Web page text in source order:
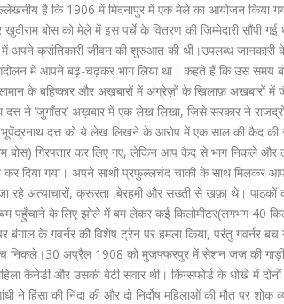
है कि 1906 में मिदनापुर में एक मेले का आयोजन किया
बोस को मेले में इस पर्चे के वितरण की ज़िम्मेदारी सौंपी
अपने क्रांतिकारी जीवन की शुरुआत की थी।उपलब्ध जानकारी
में आपने बढ़-चढ़कर भाग लिया था। कहते हैं कि उस समय
सामान के बहिष्कार और अख़बारों में अंग्रेज़ों के ख़िलाफ़
दत्त ने ‘जुगाँतर’ अख़बार में एक लेख लिखा, जिसे सरकार ने
दत्त को ये लेख लिखने के आरोप में एक साल की कैद
बोस) गिरफ्तार कर लिए गए, लेकिन आप कैद से भाग निकले और
दिया गया। अपने साथी प्रफुल्लचंद चाकी के साथ मिलकर
जा रहे अत्याचारों, क्रूरता ,बेरहमी और सख्ती से ख़फ़ा थे।
पहुँचाने के लिए झोले में बम लेकर कई किलोमीटर(लगभग 40
बंगाल के गवर्नर की विशेष ट्रेन पर हमला किया, परंतु
निकले।30 अप्रैल 1908 को मुजफ्फरपुर में सेशन जज की
कैनेडी और उसकी बेटी सवार थी। किंग्सफोर्ड के धोखे में
ने हिंसा की निंदा की और दो निर्दोष महिलाओं की मौत पर